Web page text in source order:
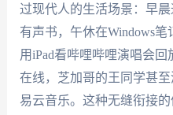
过现代人的生活场景：早
有声书，午休在Windows
用iPad看哔哩哔哩演唱会
在线，芝加哥的王同学甚
易云音乐。这种无缝衔接